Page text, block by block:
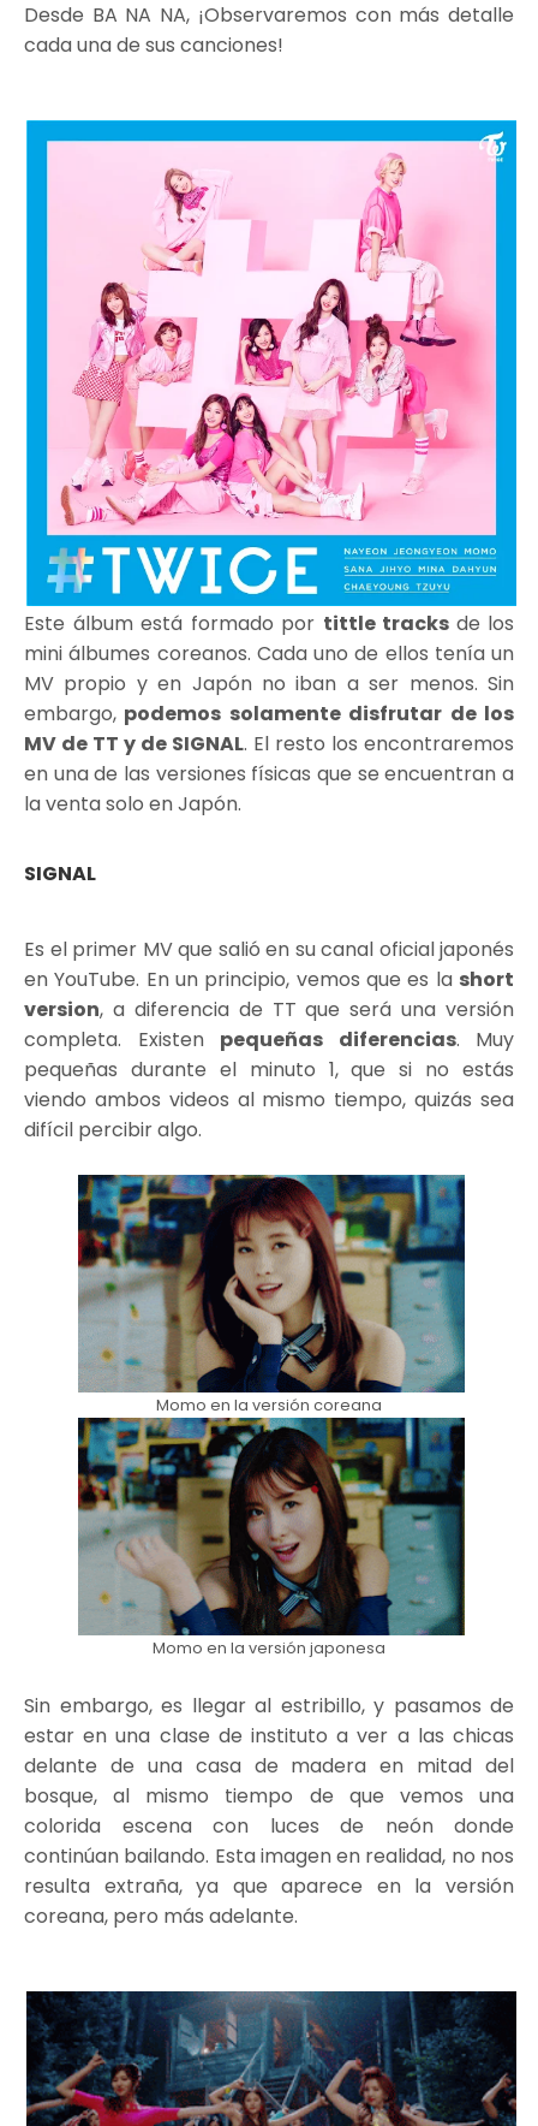
Desde BA NA NA, ¡Observaremos con más detalle
cada una de sus canciones!
Este álbum está formado por tittle tracks de los
mini álbumes coreanos. Cada uno de ellos tenía un
MV propio y en Japón no iban a ser menos. Sin
embargo, podemos solamente disfrutar de los
MV de TT y de SIGNAL. El resto los encontraremos
en una de las versiones físicas que se encuentran a
la venta solo en Japón.
SIGNAL
Es el primer MV que salió en su canal oficial japonés
en YouTube. En un principio, vemos que es la short
version, a diferencia de TT que será una versión
completa. Existen pequeñas diferencias. Muy
pequeñas durante el minuto 1, que si no estás
viendo ambos videos al mismo tiempo, quizás sea
difícil percibir algo.
Momo en la versión coreana
Momo en la versión japonesa
Sin embargo, es llegar al estribillo, y pasamos de
estar en una clase de instituto a ver a las chicas
delante de una casa de madera en mitad del
bosque, al mismo tiempo de que vemos una
colorida escena con luces de neón donde
continúan bailando. Esta imagen en realidad, no nos
resulta extraña, ya que aparece en la versión
coreana, pero más adelante.